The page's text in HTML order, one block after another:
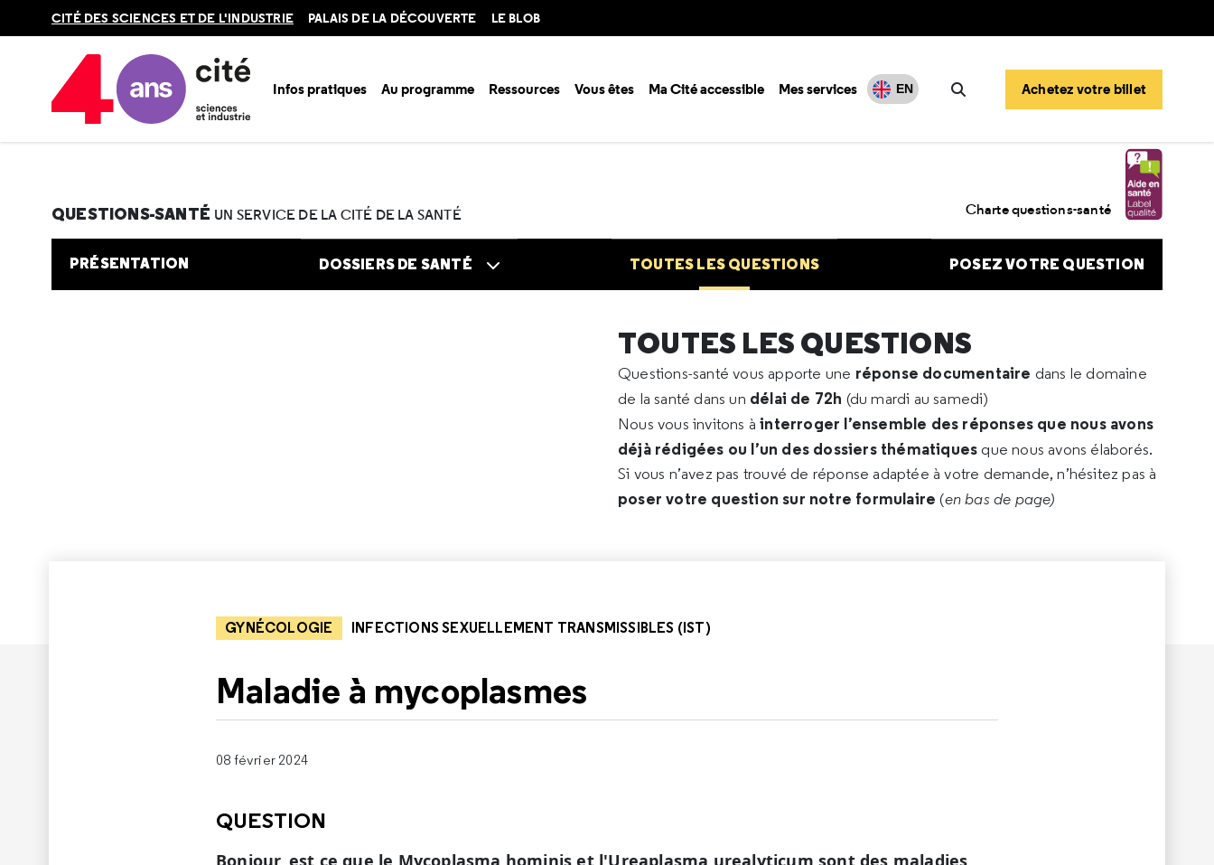
en
CITÉ DES SCIENCES ET DE L'INDUSTRIE PALAIS DE LA DÉCOUVERTE LE BLOB
Infos pratiques Au programme Ressources Vous êtes Ma Cité accessible Mes services EN
Rechercher
Achetez votre billet
Accueil Au programme
QUESTIONS-SANTÉ UN SERVICE DE LA CITÉ DE LA SANTÉ Charte questions-santé
PRÉSENTATION DOSSIERS DE SANTÉ TOUTES LES QUESTIONS POSEZ VOTRE QUESTION
TOUTES LES QUESTIONS
Questions-santé vous apporte une réponse documentaire dans le domaine
de la santé dans un délai de 72h (du mardi au samedi)
Nous vous invitons àinterroger l’ensemble des réponses que nous avons
déjà rédigées ou l’un des dossiers thématiques que nous avons élaborés.
Si vous n’avez pas trouvé de réponse adaptée à votre demande, n’hésitez pas à
poser votre question sur notre formulaire (en bas de page)
GYNÉCOLOGIE INFECTIONS SEXUELLEMENT TRANSMISSIBLES (IST)
Maladie à mycoplasmes
08 février 2024
QUESTION
Bonjour, est ce que le Mycoplasma hominis et l'Ureaplasma urealyticum sont des maladies